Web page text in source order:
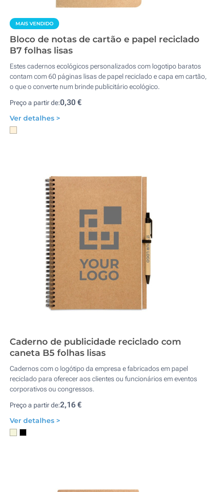
MAIS VENDIDO
Bloco de notas de cartão e papel reciclado
B7 folhas lisas
Estes cadernos ecológicos personalizados com logotipo baratos
contam com 60 páginas lisas de papel reciclado e capa em cartão,
o que o converte num brinde publicitário ecológico.
Preço a partir de:0,30 €
Ver detalhes >
Caderno de publicidade reciclado com
caneta B5 folhas lisas
Cadernos com o logótipo da empresa e fabricados em papel
reciclado para oferecer aos clientes ou funcionários em eventos
corporativos ou congressos.
Preço a partir de:2,16 €
Ver detalhes >